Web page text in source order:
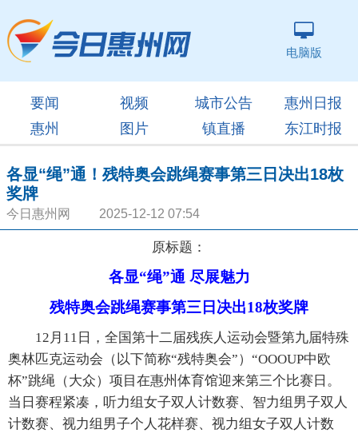
电脑版
要闻 视频 城市公告
惠州日报
惠州
图片 镇直播 东江时报
各显“绳”通！残特奥会跳绳赛事第三日决出18枚
奖牌
今日惠州网 2025-12-12 07:54
原标题：
各显“绳”通 尽展魅力
残特奥会跳绳赛事第三日决出18枚奖牌
12月11日，全国第十二届残疾人运动会暨第九届特殊
奥林匹克运动会（以下简称“残特奥会”）“OOOUP中欧
杯”跳绳（大众）项目在惠州体育馆迎来第三个比赛日。
当日赛程紧凑，听力组女子双人计数赛、智力组男子双人
计数赛、视力组男子个人花样赛、视力组女子双人计数